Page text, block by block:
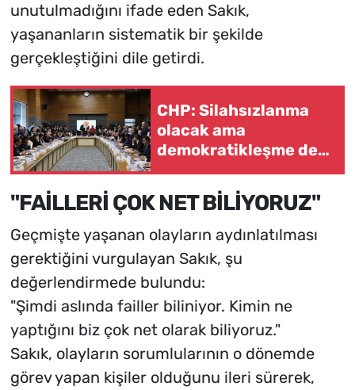
unutulmadığını ifade eden Sakık,
yaşananların sistematik bir şekilde
gerçekleştiğini dile getirdi.
CHP: Silahsızlanma
olacak ama
demokratikleşme de
"FAİLLERİ ÇOK NET BİLİYORUZ"
Geçmişte yaşanan olayların aydınlatılması
gerektiğini vurgulayan Sakık, şu
değerlendirmede bulundu:
"Şimdi aslında failler biliniyor. Kimin ne
yaptığını biz çok net olarak biliyoruz."
Sakık, olayların sorumlularının o dönemde
görev yapan kişiler olduğunu ileri sürerek,